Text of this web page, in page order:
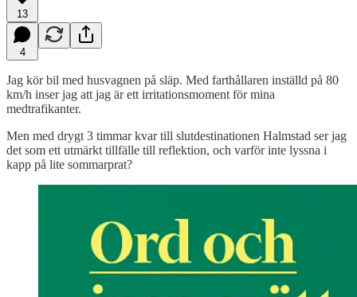
13
4
Jag kör bil med husvagnen på släp. Med farthållaren inställd på 80
km/h inser jag att jag är ett irritationsmoment för mina
medtrafikanter.
Men med drygt 3 timmar kvar till slutdestinationen Halmstad ser jag
det som ett utmärkt tillfälle till reflektion, och varför inte lyssna i
kapp på lite sommarprat?